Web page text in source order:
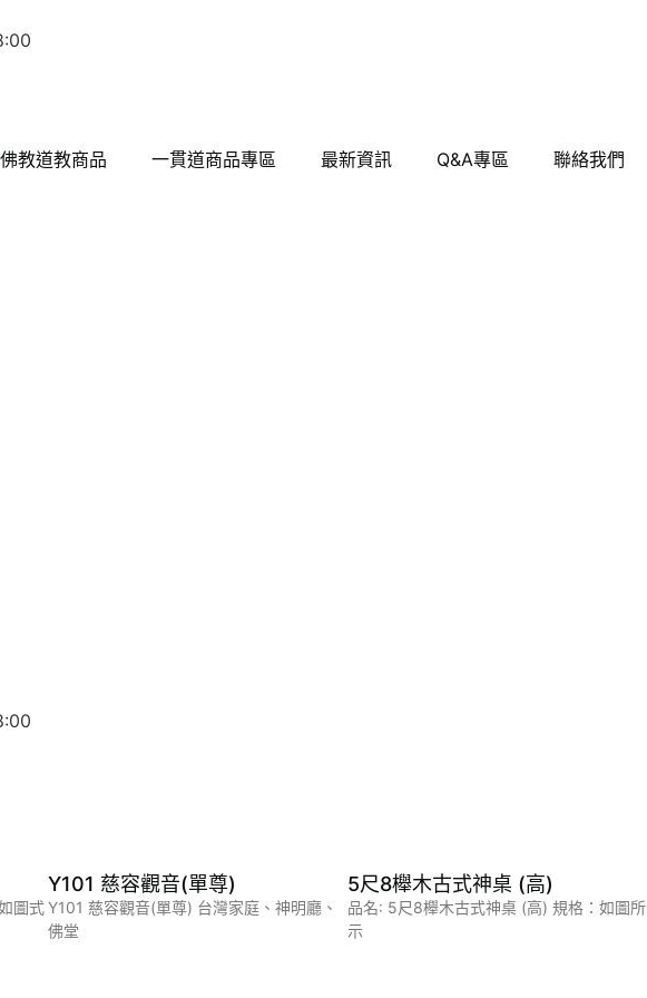
佛教道教商品 一貫道商品專區 最新資訊 Q&A專區 聯絡我們
圖式
Y101 慈容觀音(單尊)
Y101 慈容觀音(單尊) 台灣家庭、神明廳、
佛堂
5尺8櫸木古式神桌 (高)
品名: 5尺8櫸木古式神桌 (高) 規格：如圖所
示